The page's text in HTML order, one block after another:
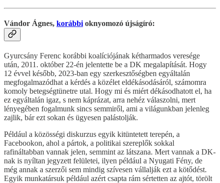
Vándor Ágnes, korábbi oknyomozó újságíró:
Gyurcsány Ferenc korábbi koalíciójának kétharmados veresége
után, 2011. október 22-én jelentette be a DK megalapítását. Hogy
12 évvel később, 2023-ban egy szerkesztőségben egyáltalán
megfogalmazódhat a kérdés a közélet eldékásodásáról, számomra
komoly betegségtünetre utal. Hogy mi és miért dékásodhatott el, ha
ez egyáltalán igaz, s nem káprázat, arra nehéz válaszolni, mert
lényegében fogalmunk sincs semmiről, ami a világunkban jelenleg
zajlik, bár ezt sokan és ügyesen palástolják.
Például a közösségi diskurzus egyik kitüntetett terepén, a
Facebookon, ahol a pártok, a politikai szereplők sokkal
rafináltabban vannak jelen, semmint az látszana. Mert vannak a DK-
nak is nyíltan jegyzett felületei, ilyen például a Nyugati Fény, de
még annak a szerzői sem mindig szívesen vállalják ezt a kötődést.
Egyik munkatársuk például azért csapta rám sértetten az ajtót, törölt